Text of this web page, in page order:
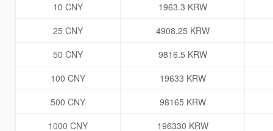
10 CNY
1963.3 KRW
25 CNY
4908.25 KRW
50 CNY
9816.5 KRW
100 CNY
19633 KRW
500 CNY
98165 KRW
1000 CNY
196330 KRW